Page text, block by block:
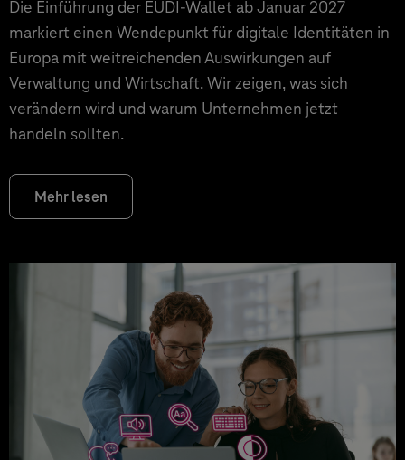
Die Einführung der EUDI-Wallet ab Januar 2027
markiert einen Wendepunkt für digitale Identitäten in
Europa mit weitreichenden Auswirkungen auf
Verwaltung und Wirtschaft. Wir zeigen, was sich
verändern wird und warum Unternehmen jetzt
handeln sollten.
Mehr lesen